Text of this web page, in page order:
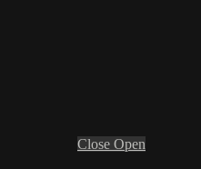
Close Open